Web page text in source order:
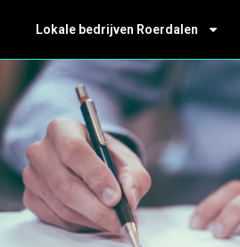
Lokale bedrijven Roerdalen